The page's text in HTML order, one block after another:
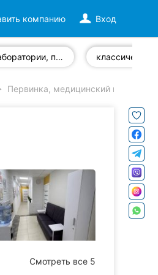
Вход
компанию
Лаборатории, предоставляющие услуги по программе НСЗУ
Первинка, медицинский центр
Смотреть все 5